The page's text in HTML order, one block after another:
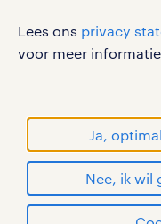
Lees ons privacy
voor meer
Ja,
Nee, ik wil
handelsmerken van
© Randstad 2026